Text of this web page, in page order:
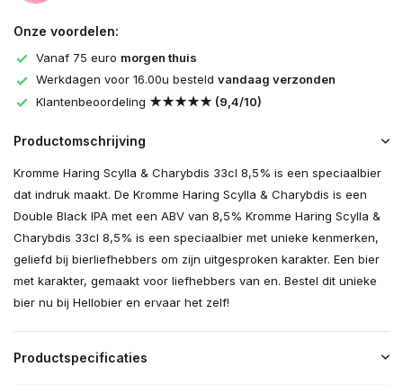
Onze voordelen:
Vanaf 75 euro morgen thuis
Werkdagen voor 16.00u besteld vandaag verzonden
Klantenbeoordeling ★★★★★ (9,4/10)
Productomschrijving
Kromme Haring Scylla & Charybdis 33cl 8,5% is een speciaalbier
dat indruk maakt. De Kromme Haring Scylla & Charybdis is een
Double Black IPA met een ABV van 8,5% Kromme Haring Scylla &
Charybdis 33cl 8,5% is een speciaalbier met unieke kenmerken,
geliefd bij bierliefhebbers om zijn uitgesproken karakter. Een bier
met karakter, gemaakt voor liefhebbers van en. Bestel dit unieke
bier nu bij Hellobier en ervaar het zelf!
Productspecificaties